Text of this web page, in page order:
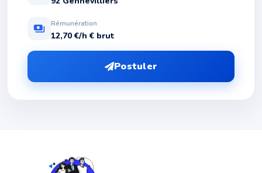
payments Rémunération
12,70 €/h € brut
Postuler